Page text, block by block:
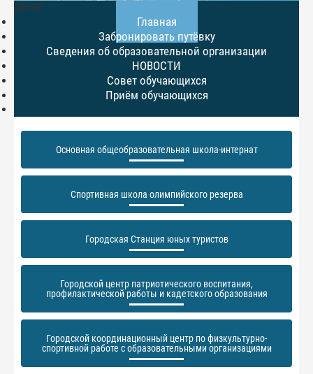
МЕНЮ
Главная
Забронировать путёвку
Сведения об образовательной организации
НОВОСТИ
Совет обучающихся
Приём обучающихся
Основная общеобразовательная школа-интернат
Спортивная школа олимпийского резерва
Городская Станция юных туристов
Городской центр патриотического воспитания,
профилактической работы и кадетского образования
Городской координационный центр по физкультурно-
спортивной работе с образовательными организациями